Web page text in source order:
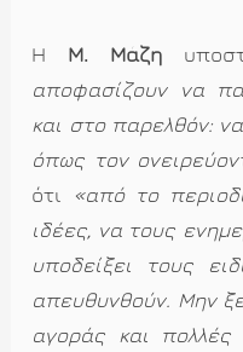
Η Μ. Μάζη
αποφασίζουν να
και στο παρελθόν:
όπως τον
ότι
«από το
ιδέες, να τους
υποδείξει τους
απευθυνθούν. Μην
αγοράς και πολλές